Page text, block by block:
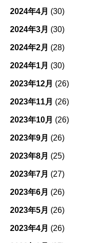
2024年4月 (30)
2024年3月 (30)
2024年2月 (28)
2024年1月 (30)
2023年12月 (26)
2023年11月 (26)
2023年10月 (26)
2023年9月 (26)
2023年8月 (25)
2023年7月 (27)
2023年6月 (26)
2023年5月 (26)
2023年4月 (26)